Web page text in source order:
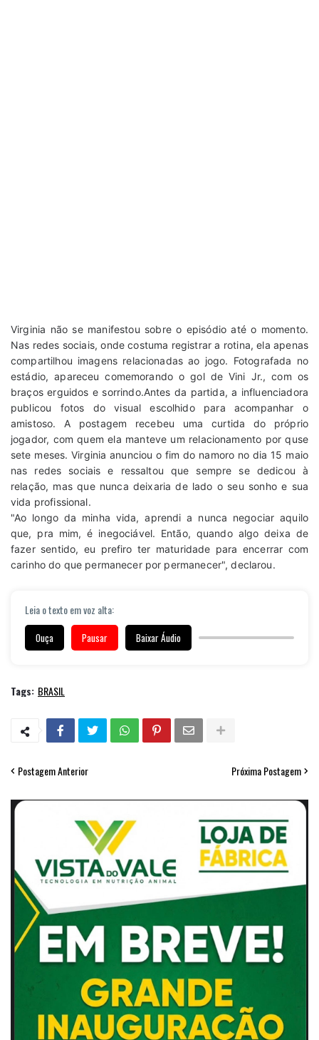
Virginia não se manifestou sobre o episódio até o momento.
Nas redes sociais, onde costuma registrar a rotina, ela apenas
compartilhou imagens relacionadas ao jogo. Fotografada no
estádio, apareceu comemorando o gol de Vini Jr., com os
braços erguidos e sorrindo.Antes da partida, a influenciadora
publicou fotos do visual escolhido para acompanhar o
amistoso. A postagem recebeu uma curtida do próprio
jogador, com quem ela manteve um relacionamento por quse
sete meses. Virginia anunciou o fim do namoro no dia 15 maio
nas redes sociais e ressaltou que sempre se dedicou à
relação, mas que nunca deixaria de lado o seu sonho e sua
vida profissional.
"Ao longo da minha vida, aprendi a nunca negociar aquilo
que, pra mim, é inegociável. Então, quando algo deixa de
fazer sentido, eu prefiro ter maturidade para encerrar com
carinho do que permanecer por permanecer", declarou.
Leia o texto em voz alta:
Ouça Pausar Baixar Áudio
Tags: BRASIL
Postagem Anterior Próxima Postagem